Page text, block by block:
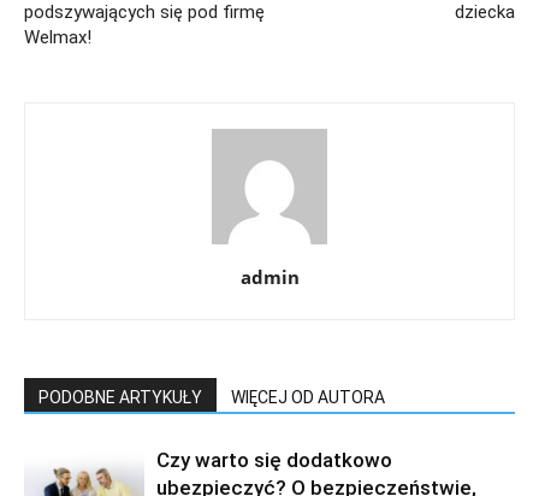
podszywających się pod firmę
Welmax!
dziecka
admin
PODOBNE ARTYKUŁY WIĘCEJ OD AUTORA
Czy warto się dodatkowo
ubezpieczyć? O bezpieczeństwie,